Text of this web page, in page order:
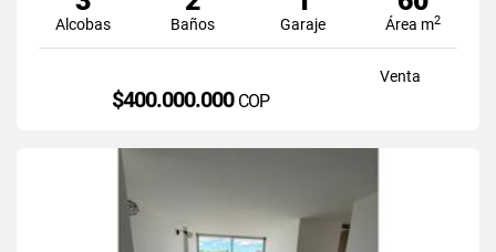
Alcobas Baños Garaje Área m2
Venta
$400.000.000 COP